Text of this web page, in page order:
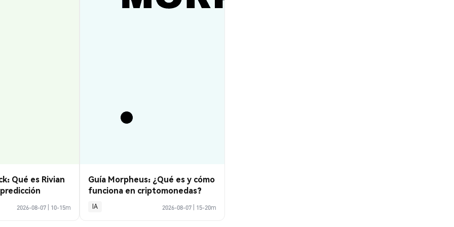
Qué es Rivian
2026-08-07 10-15m
Guía Morpheus: ¿Qué es y cómo
funciona en criptomonedas?
IA 2026-08-07 15-20m